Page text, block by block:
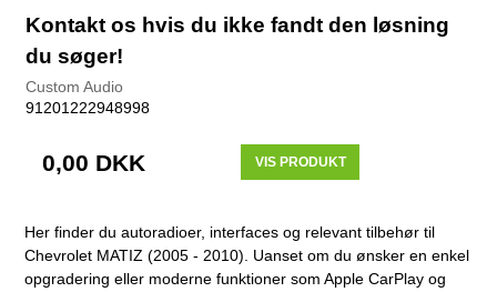
Kontakt os hvis du ikke fandt den løsning
du søger!
Custom Audio
91201222948998
0,00 DKK VIS PRODUKT
Her finder du autoradioer, interfaces og relevant tilbehør til
Chevrolet MATIZ (2005 - 2010). Uanset om du ønsker en enkel
opgradering eller moderne funktioner som Apple CarPlay og